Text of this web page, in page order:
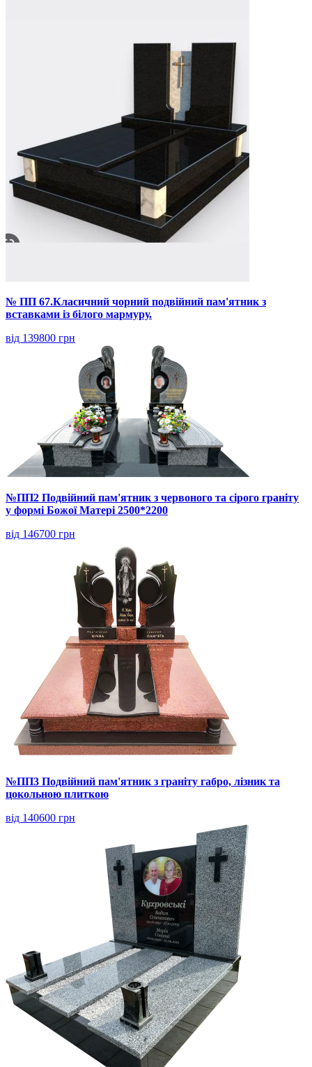
№ ПП 67.Класичний чорний подвійний пам'ятник з
вставками із білого мармуру.
від 139800 грн
№ПП2 Подвійний пам'ятник з червоного та сірого граніту
у формі Божої Матері 2500*2200
від 146700 грн
№ПП3 Подвійний пам'ятник з граніту габро, лізник та
цокольною плиткою
від 140600 грн